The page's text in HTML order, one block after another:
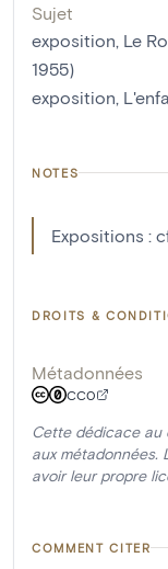
Sujet
exposition, Le
1955)
exposition,
NOTES
Expositions :
DROITS &
Métadonnées
CC0
Cette dédicace au
aux métadonnées.
avoir leur propre
COMMENT CITER